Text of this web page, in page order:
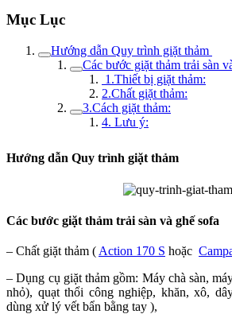
Mục Lục
Hướng dẫn Quy trình giặt thảm
Các bước giặt thảm trải sàn
1.Thiết bị giặt thảm:
2.Chất giặt thảm:
3.Cách giặt thảm:
4. Lưu ý:
Hướng dẫn Quy trình giặt thảm
Các bước giặt thảm trải sàn và ghế sofa
– Chất giặt thảm ( Action 170 S hoặc
– Dụng cụ giặt thảm gồm: Máy chà sàn,
nhỏ), quạt thổi công nghiệp, khăn, xô,
dùng xử lý vết bẩn bằng tay ),